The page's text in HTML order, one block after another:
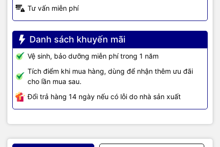
Tư vấn miễn phí
Danh sách khuyến mãi
Vệ sinh, bảo dưỡng miễn phí trong 1 năm
Tích điểm khi mua hàng, dùng để nhận thêm ưu đãi
cho lần mua sau.
Đổi trả hàng 14 ngày nếu có lỗi do nhà sản xuất
throughput
capacity
369 Mpps
Average
latency
(LIFO, 64-byte
packets)
1Gbps: 2.28µSec
10Gbps: 1.46µSec
25Gbps: 1.90µSec
50Gbps: 3.49µSec
distance
Up to 10 kms with long range transceivers